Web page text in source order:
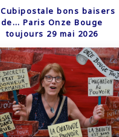
Cubipostale bons baisers
de… Paris Onze Bouge
toujours 29 mai 2026